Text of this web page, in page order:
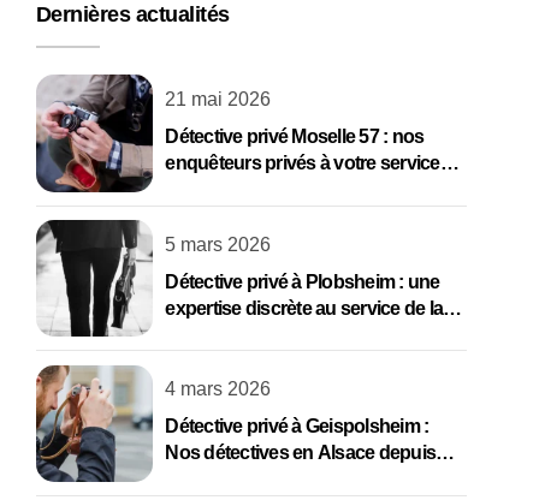
Dernières actualités
21 mai 2026
Détective privé Moselle 57 : nos
enquêteurs privés à votre service
5 mars 2026
Détective privé à Plobsheim : une
expertise discrète au service de la
4 mars 2026
Détective privé à Geispolsheim :
Nos détectives en Alsace depuis